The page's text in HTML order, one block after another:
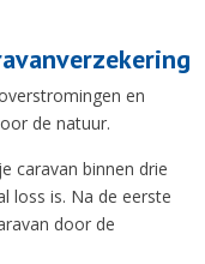
en
de natuur.
caravan binnen drie
loss is. Na de eerste
door de